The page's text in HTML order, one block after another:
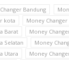
Bandung
kota
Money Changer
Barat
Money
Selatan
Money
Utara
Money